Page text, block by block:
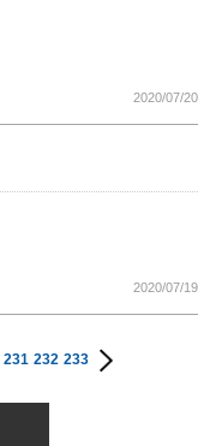
2020/07/20
2020/07/19
231 232 233